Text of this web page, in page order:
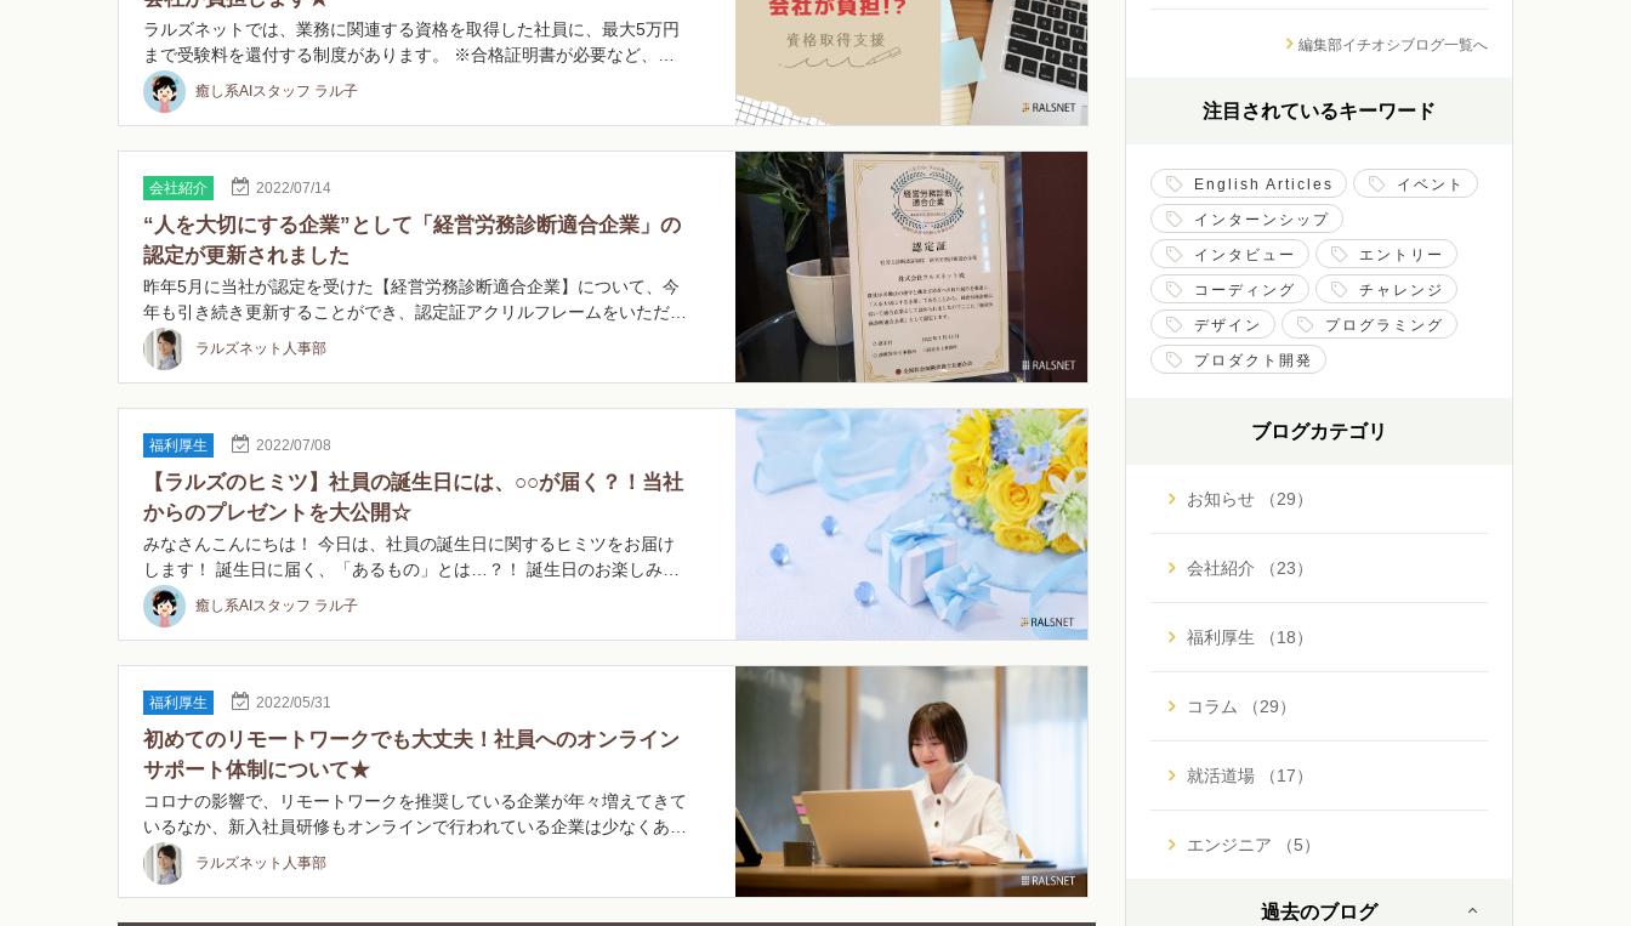
ラルズネットでは、業務に関連する資格を取得した社員に、最大5万円
まで受験料を還付する制度があります。 ※合格証明書が必要など、当
社…
癒し系AIスタッフ ラル子
会社紹介 2022/07/14
“人を大切にする企業”として「経営労務診断適合企業」の
認定が更新されました
昨年5月に当社が認定を受けた【経営労務診断適合企業】について、今
年も引き続き更新することができ、認定証アクリルフレームをいただき
ま…
ラルズネット人事部
福利厚生 2022/07/08
【ラルズのヒミツ】社員の誕生日には、○○が届く？！当社
からのプレゼントを大公開☆
みなさんこんにちは！ 今日は、社員の誕生日に関するヒミツをお届け
します！ 誕生日に届く、「あるもの」とは…？！ 誕生日のお楽しみ
と…
癒し系AIスタッフ ラル子
福利厚生 2022/05/31
初めてのリモートワークでも大丈夫！社員へのオンライン
サポート体制について★
コロナの影響で、リモートワークを推奨している企業が年々増えてきて
いるなか、新入社員研修もオンラインで行われている企業は少なくあり
ま…
ラルズネット人事部
編集部イチオシブログ一覧へ
注目されているキーワード
English Articles イベント
インターンシップ
インタビュー エントリー
コーディング チャレンジ
デザイン プログラミング
プロダクト開発
ブログカテゴリ
お知らせ （29）
会社紹介 （23）
福利厚生 （18）
コラム （29）
就活道場 （17）
エンジニア （5）
過去のブログ